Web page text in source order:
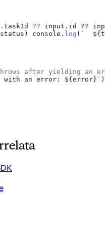
. taskId ?? input . id ??
status ) console . log ( ` ${
after yielding an
with an error: ${error} ` );